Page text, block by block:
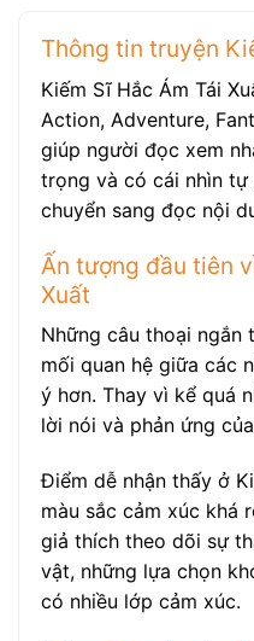
Thông tin truyện
Kiếm Sĩ Hắc Ám Tái
Action, Adventure,
giúp người đọc xem
trọng và có cái nhìn tự
chuyển sang đọc nội
Ấn tượng đầu tiên
Xuất
Những câu thoại ngắn
mối quan hệ giữa các
ý hơn. Thay vì kể quá
lời nói và phản ứng
Điểm dễ nhận thấy ở
màu sắc cảm xúc khá
giả thích theo dõi sự
vật, những lựa chọn
có nhiều lớp cảm xúc.